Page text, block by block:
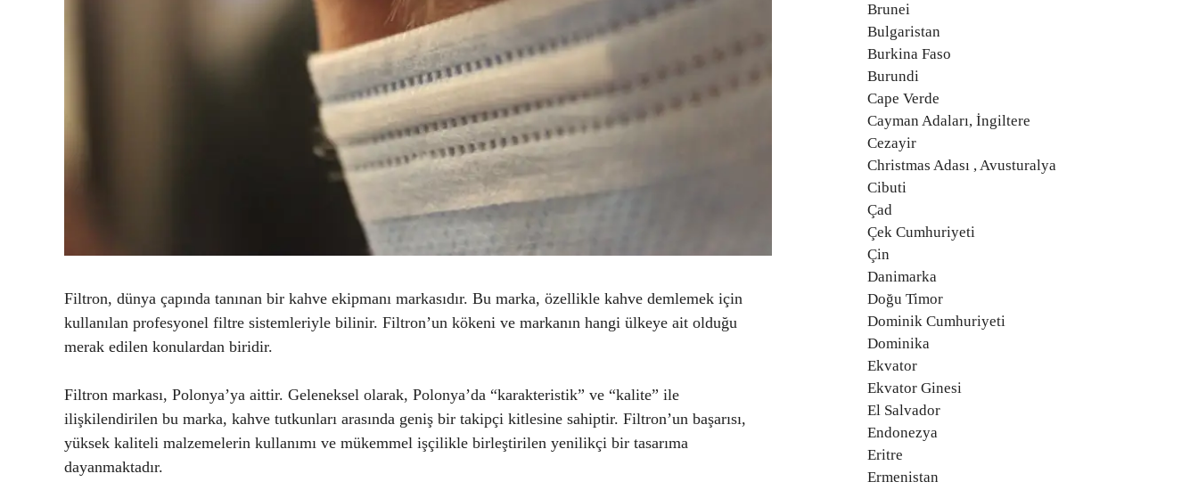
Filtron, dünya çapında tanınan bir kahve ekipmanı markasıdır. Bu marka, özellikle kahve demlemek için
kullanılan profesyonel filtre sistemleriyle bilinir. Filtron’un kökeni ve markanın hangi ülkeye ait olduğu
merak edilen konulardan biridir.
Filtron markası, Polonya’ya aittir. Geleneksel olarak, Polonya’da “karakteristik” ve “kalite” ile
ilişkilendirilen bu marka, kahve tutkunları arasında geniş bir takipçi kitlesine sahiptir. Filtron’un başarısı,
yüksek kaliteli malzemelerin kullanımı ve mükemmel işçilikle birleştirilen yenilikçi bir tasarıma
dayanmaktadır.
Brunei
Bulgaristan
Burkina Faso
Burundi
Cape Verde
Cayman Adaları, İngiltere
Cezayir
Christmas Adası , Avusturalya
Cibuti
Çad
Çek Cumhuriyeti
Çin
Danimarka
Doğu Timor
Dominik Cumhuriyeti
Dominika
Ekvator
Ekvator Ginesi
El Salvador
Endonezya
Eritre
Ermenistan